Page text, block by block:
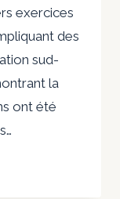
exercices
des
sud-
la
ont été